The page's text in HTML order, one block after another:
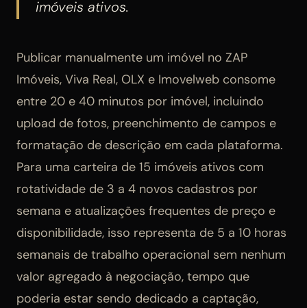
imóveis ativos.
Publicar manualmente um imóvel no ZAP
Imóveis, Viva Real, OLX e Imovelweb consome
entre 20 e 40 minutos por imóvel, incluindo
upload de fotos, preenchimento de campos e
formatação de descrição em cada plataforma.
Para uma carteira de 15 imóveis ativos com
rotatividade de 3 a 4 novos cadastros por
semana e atualizações frequentes de preço e
disponibilidade, isso representa de 5 a 10 horas
semanais de trabalho operacional sem nenhum
valor agregado à negociação, tempo que
poderia estar sendo dedicado a captação,